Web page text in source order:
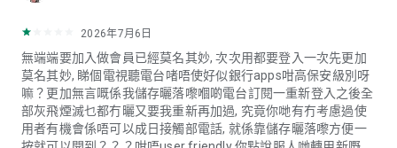
2026年7月6日
無端端要加入做會員已經莫名其妙, 次次用都要登入一次先更加
莫名其妙, 睇個電視聽電台啫唔使好似銀行apps咁高保安級別呀
嘛？更加無言嘅係我儲存曬落嚟嗰啲電台訂閱一重新登入之後全
部灰飛煙滅乜都冇曬又要我重新再加過, 究竟你哋有冇考慮過使
用者有機會係唔可以成日接觸部電話, 就係靠儲存曬落嚟方便一